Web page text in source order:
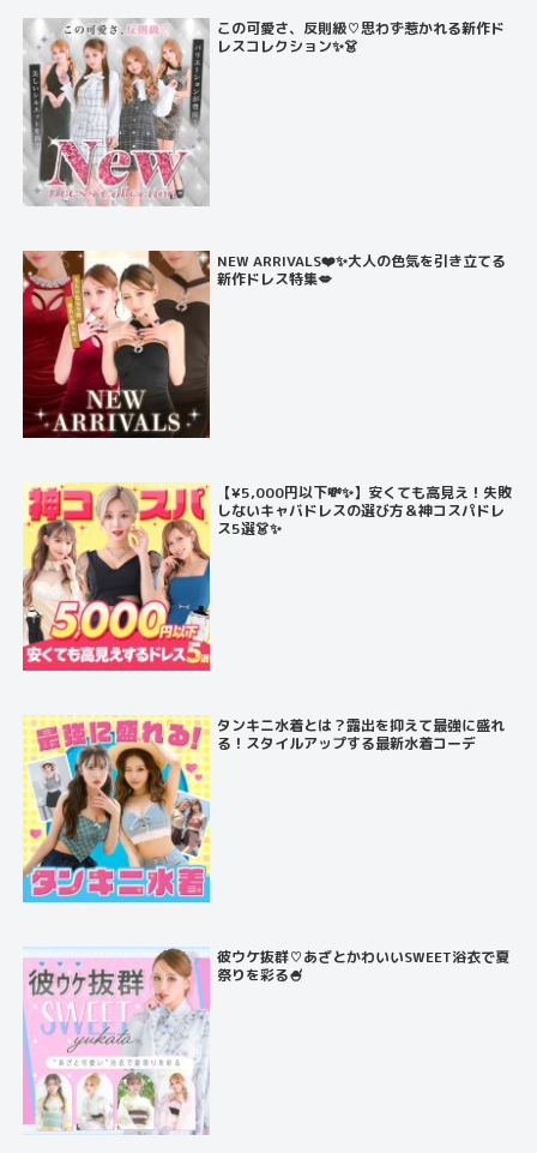
この可愛さ、反則級♡思わず惹かれる新作ド
レスコレクション✨👗
NEW ARRIVALS❤️✨大人の色気を引き立てる
新作ドレス特集💋
【¥5,000円以下💸✨】安くても高見え！失敗
しないキャバドレスの選び方＆神コスパドレ
ス5選👗✨
タンキニ水着とは？露出を抑えて最強に盛れ
る！スタイルアップする最新水着コーデ
彼ウケ抜群♡あざとかわいいSWEET浴衣で夏
祭りを彩る🍧